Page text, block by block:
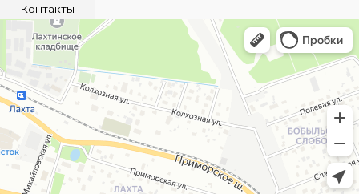
Контакты